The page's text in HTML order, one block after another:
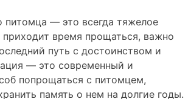
питомца — это всегда тяжелое
приходит время прощаться, важно
путь с достоинством и
— это современный и
попрощаться с питомцем,
память о нем на долгие годы.